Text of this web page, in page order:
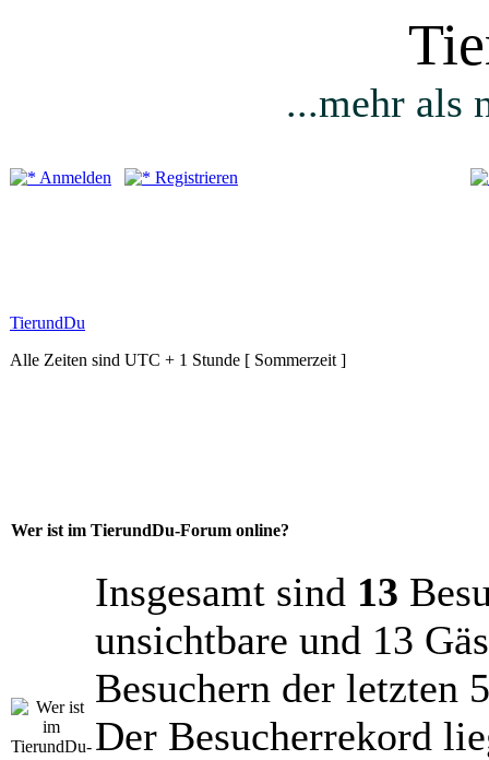
...mehr als
Anmelden Registrieren
TierundDu
Alle Zeiten sind UTC + 1 Stunde [ Sommerzeit ]
Wer ist im TierundDu-Forum online?
Insgesamt sind 13
unsichtbare und 13
Besuchern der letzten
Der Besucherrekord